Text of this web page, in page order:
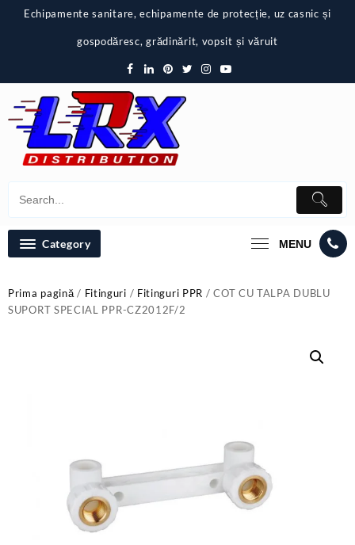
Echipamente sanitare, echipamente de protecție, uz casnic și
gospodăresc, grădinărit, vopsit și văruit
Category MENU
Prima pagină/ Fitinguri / Fitinguri PPR / COT CU TALPA DUBLU
SUPORT SPECIAL PPR-CZ2012F/2